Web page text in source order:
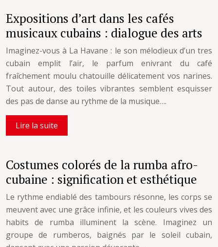
Expositions d’art dans les cafés
musicaux cubains : dialogue des arts
Imaginez-vous à La Havane : le son mélodieux d’un tres
cubain emplit l’air, le parfum enivrant du café
fraîchement moulu chatouille délicatement vos narines.
Tout autour, des toiles vibrantes semblent esquisser
des pas de danse au rythme de la musique….
Lire la suite
Costumes colorés de la rumba afro-
cubaine : signification et esthétique
Le rythme endiablé des tambours résonne, les corps se
meuvent avec une grâce infinie, et les couleurs vives des
habits de rumba illuminent la scène. Imaginez un
groupe de rumberos, baignés par le soleil cubain,